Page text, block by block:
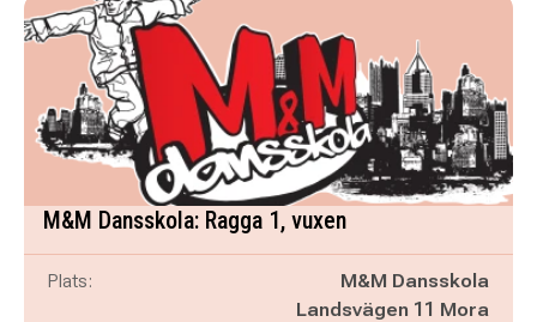
M&M Dansskola: Ragga 1, vuxen
Plats:
M&M Dansskola
Landsvägen 11 Mora